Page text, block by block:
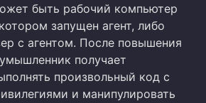
быть рабочий компьютер
запущен агент, либо
с агентом. После повышения
получает
произвольный код с
и манипулировать